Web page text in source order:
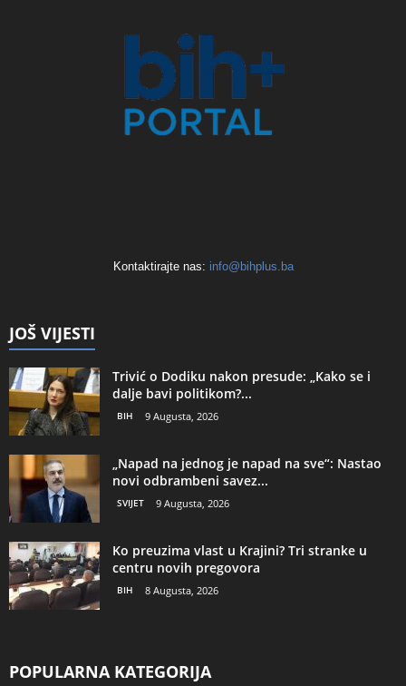
Kontaktirajte nas: info@bihplus.ba
JOŠ VIJESTI
Trivić o Dodiku nakon presude: „Kako se i
dalje bavi politikom?...
BIH 9 Augusta, 2026
„Napad na jednog je napad na sve“: Nastao
novi odbrambeni savez...
SVIJET 9 Augusta, 2026
Ko preuzima vlast u Krajini? Tri stranke u
centru novih pregovora
BIH 8 Augusta, 2026
POPULARNA KATEGORIJA